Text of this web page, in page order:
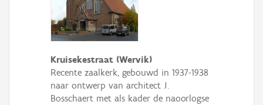
Kruisekestraat (Wervik)
Recente zaalkerk, gebouwd in 1937-1938
naar ontwerp van architect J.
Bosschaert met als kader de naoorlogse